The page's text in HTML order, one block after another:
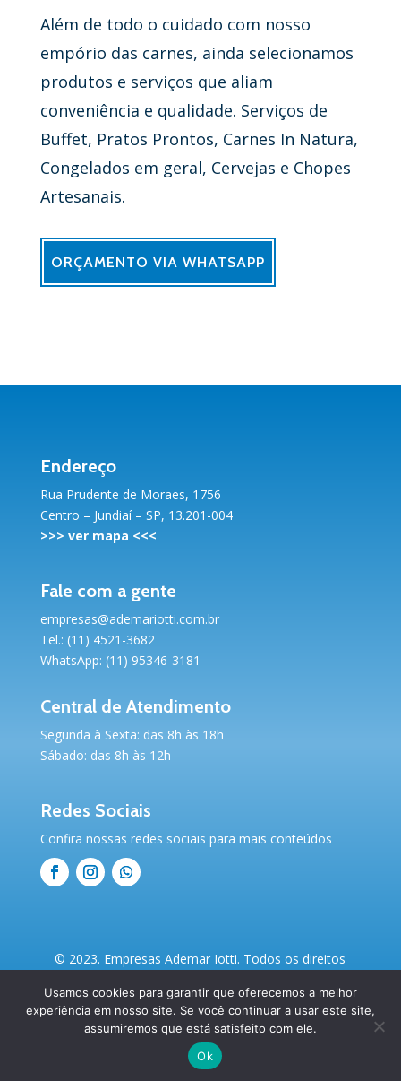
Além de todo o cuidado com nosso
empório das carnes, ainda selecionamos
produtos e serviços que aliam
conveniência e qualidade. Serviços de
Buffet, Pratos Prontos, Carnes In Natura,
Congelados em geral, Cervejas e Chopes
Artesanais.
ORÇAMENTO VIA WHATSAPP
Endereço
Rua Prudente de Moraes, 1756
Centro – Jundiaí – SP, 13.201-004
>>> ver mapa <<<
Fale com a gente
empresas@ademariotti.com.br
Tel.: (11) 4521-3682
WhatsApp: (11) 95346-3181
Central de Atendimento
Segunda à Sexta: das 8h às 18h
Sábado: das 8h às 12h
Redes Sociais
Confira nossas redes sociais para mais conteúdos
© 2023. Empresas Ademar Iotti. Todos os direitos
Empresa na Internet
Usamos cookies para garantir que oferecemos a melhor
experiência em nosso site. Se você continuar a usar este site,
assumiremos que está satisfeito com ele.
Ok